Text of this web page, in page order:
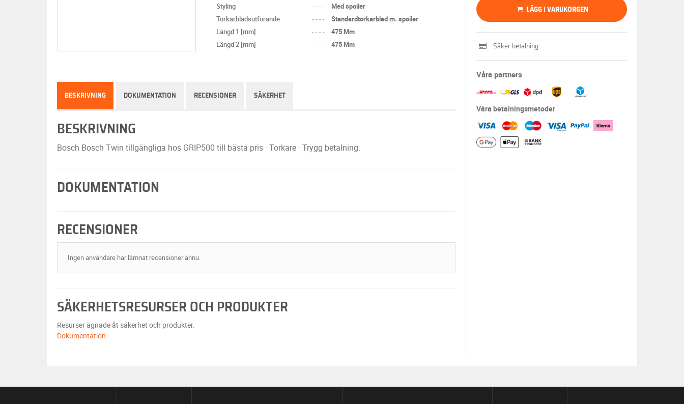
Styling
----
Med spoiler
Torkarbladsutförande
----
Standardtorkarblad m. spoiler
Längd 1 [mm]
----
475 Mm
Längd 2 [mm]
---- 475 Mm
LÄGG I VARUKORGEN
Säker betalning
Våra partners
Våra betalningsmetoder
BESKRIVNING DOKUMENTATION RECENSIONER SÄKERHET
BESKRIVNING
Bosch Bosch Twin tillgängliga hos GRIP500 till bästa pris · Torkare · Trygg betalning.
DOKUMENTATION
RECENSIONER
Ingen användare har lämnat recensioner ännu.
SÄKERHETSRESURSER OCH PRODUKTER
Resurser ägnade åt säkerhet och produkter.
Dokumentation